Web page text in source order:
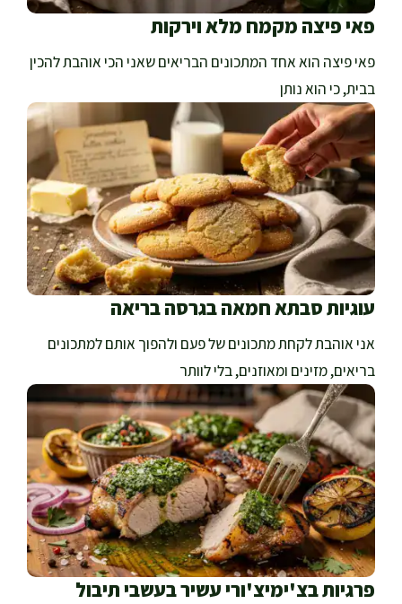
פאי פיצה מקמח מלא וירקות
פאי פיצה הוא אחד המתכונים הבריאים שאני הכי אוהבת להכין
בבית, כי הוא נותן
עוגיות סבתא חמאה בגרסה בריאה
אני אוהבת לקחת מתכונים של פעם ולהפוך אותם למתכונים
בריאים, מזינים ומאוזנים, בלי לוותר
פרגיות בצ'ימיצ'ורי עשיר בעשבי תיבול